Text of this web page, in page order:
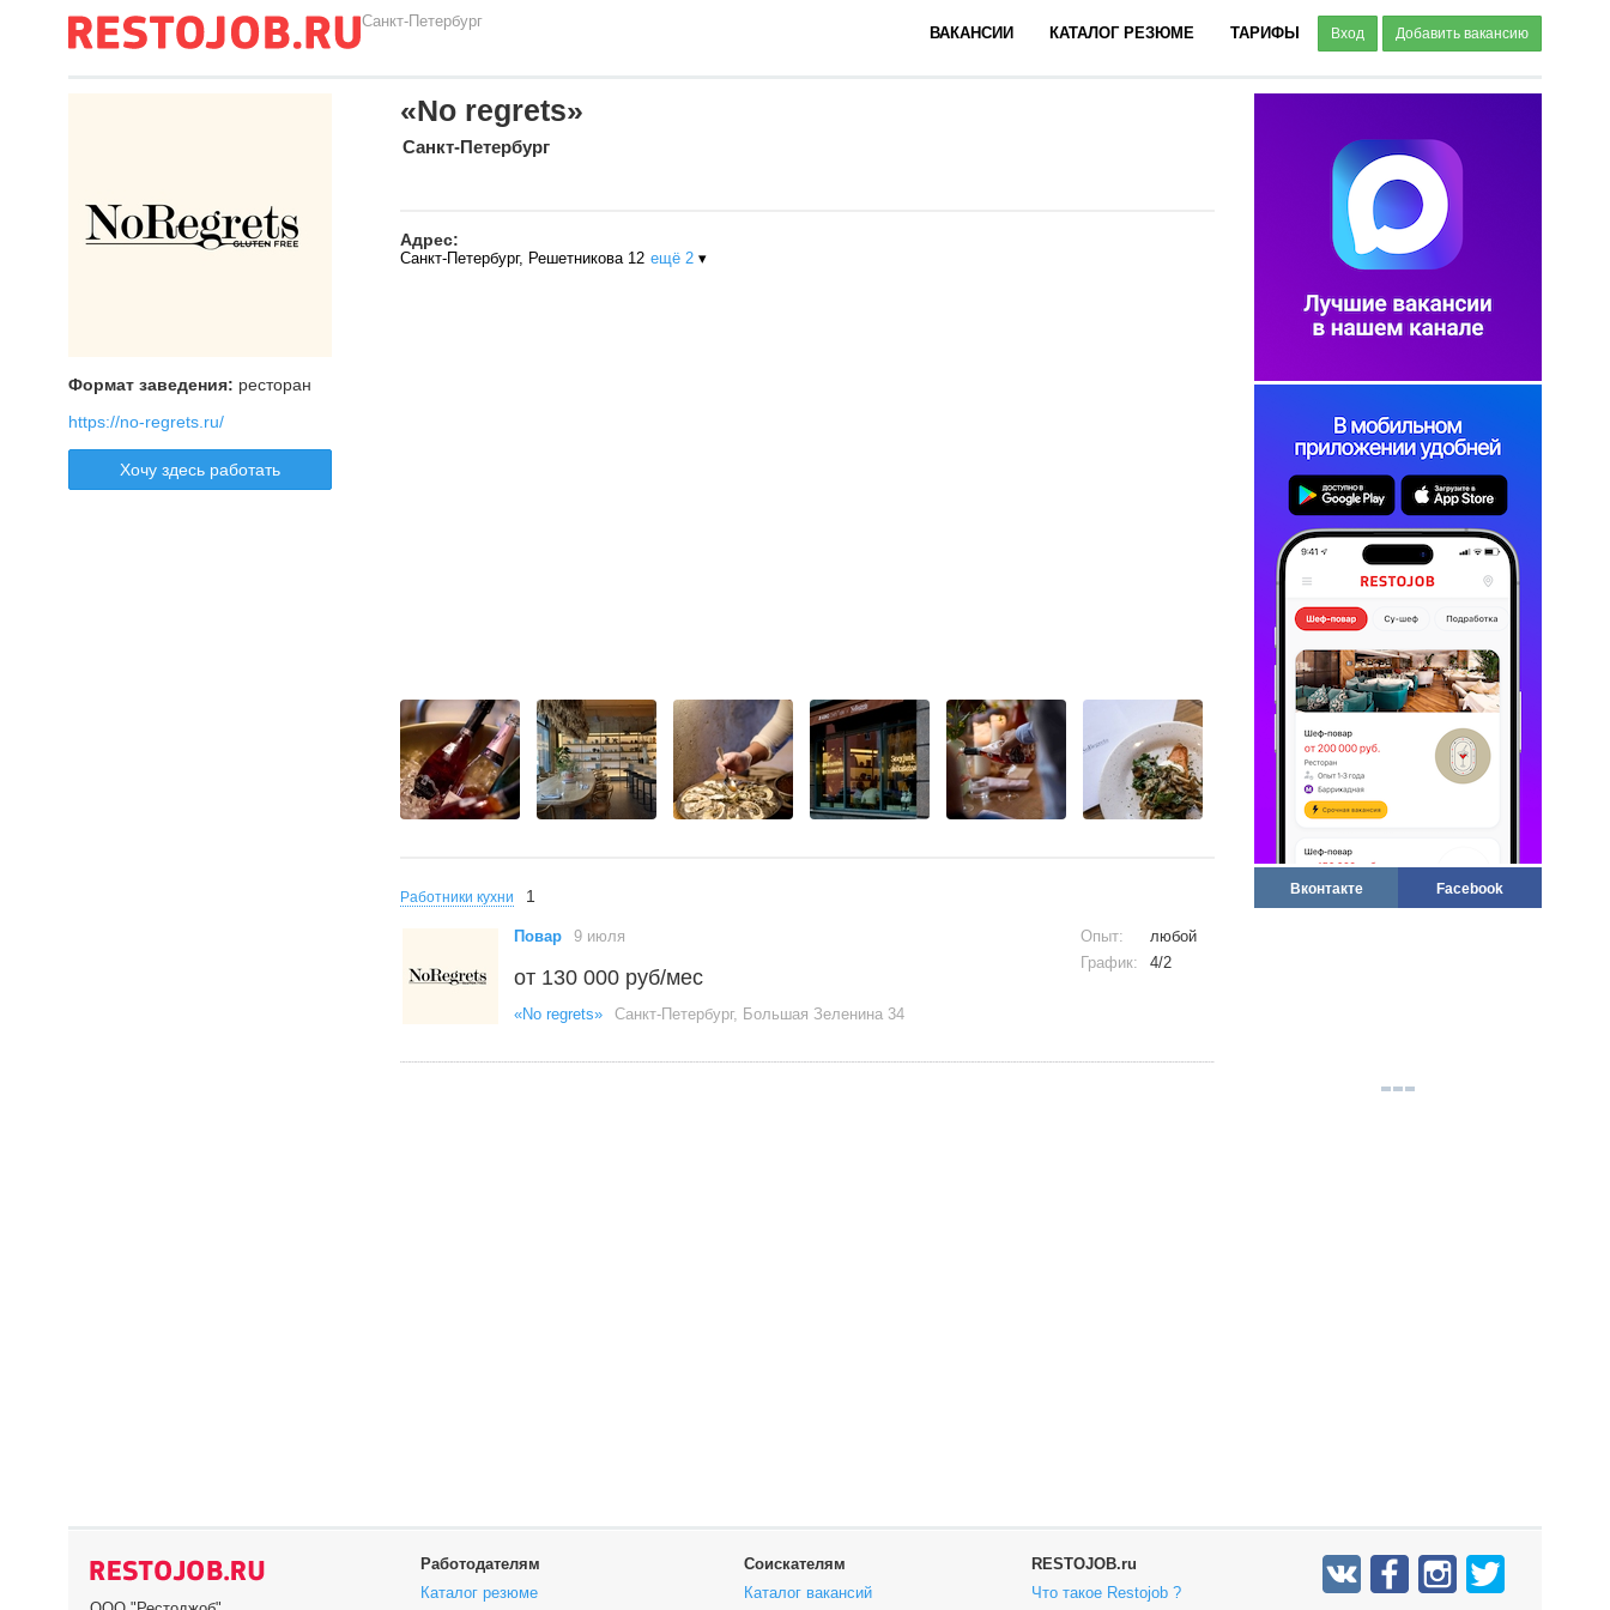
Санкт-Петербург
ВАКАНСИИ КАТАЛОГ РЕЗЮМЕ ТАРИФЫ Вход Добавить вакансию
Вконтакте Facebook
«No regrets»
Санкт-Петербург
Адрес:
Санкт-Петербург, Решетникова 12 ещё 2 ▾
Работники кухни 1
Повар 9 июля
от 130 000 руб/мес
«No regrets» Санкт-Петербург, Большая Зеленина 34
Опыт:
любой
График:
4/2
Формат заведения: ресторан
https://no-regrets.ru/
Хочу здесь работать
Работодателям
Каталог резюме
Соискателям
Каталог вакансий
RESTOJOB.ru
Что такое Restojob ?